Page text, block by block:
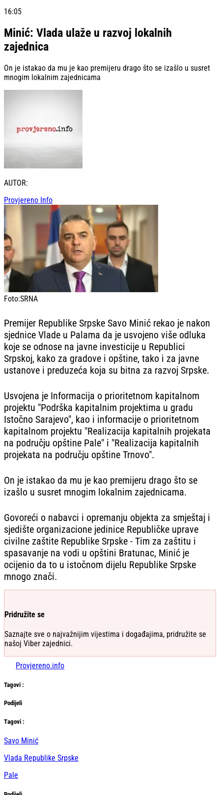
16:05
Minić: Vlada ulaže u razvoj lokalnih
zajednica
On je istakao da mu je kao premijeru drago što se izašlo u susret
mnogim lokalnim zajednicama
AUTOR:
Provjereno Info
Foto:SRNA
Premijer Republike Srpske Savo Minić rekao je nakon
sjednice Vlade u Palama da je usvojeno više odluka
koje se odnose na javne investicije u Republici
Srpskoj, kako za gradove i opštine, tako i za javne
ustanove i preduzeća koja su bitna za razvoj Srpske.
Usvojena je Informacija o prioritetnom kapitalnom
projektu "Podrška kapitalnim projektima u gradu
Istočno Sarajevo", kao i informacije o prioritetnom
kapitalnom projektu "Realizacija kapitalnih projekata
na području opštine Pale" i "Realizacija kapitalnih
projekata na području opštine Trnovo".
On je istakao da mu je kao premijeru drago što se
izašlo u susret mnogim lokalnim zajednicama.
Govoreći o nabavci i opremanju objekta za smještaj i
sjedište organizacione jedinice Republičke uprave
civilne zaštite Republike Srpske - Tim za zaštitu i
spasavanje na vodi u opštini Bratunac, Minić je
ocijenio da to u istočnom dijelu Republike Srpske
mnogo znači.
Pridružite se
Saznajte sve o najvažnijim vijestima i događajima, pridružite se
našoj Viber zajednici.
Provjereno.info
Tagovi :
Podijeli
Тagovi :
Savo Minić
Vlada Republike Srpske
Pale